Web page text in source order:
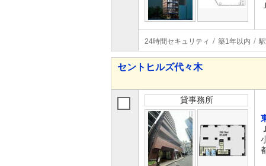
24時間セキュリティ 築1年以内
セントヒルズ代々木
貸事務所